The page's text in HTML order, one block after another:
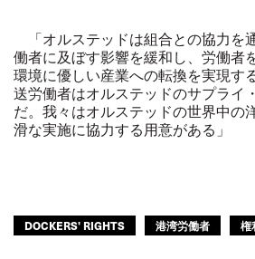
「オルステッドは組合との協力を
働者に及ぼす影響を緩和し、労働者
環境に優しい産業への転換を実現す
送労働者はオルステッドのサプライ
だ。我々はオルステッドの世界中の
滑な実施に協力する用意がある」
DOCKERS' RIGHTS 港湾労働者 権